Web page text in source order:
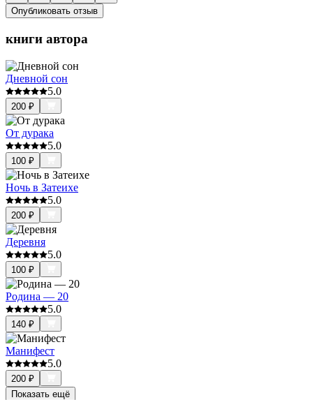
Опубликовать отзыв
книги автора
Дневной сон
5.0
200 ₽
От дурака
5.0
100 ₽
Ночь в Затеихе
5.0
200 ₽
Деревня
5.0
100 ₽
Родина — 20
5.0
140 ₽
Манифест
5.0
200 ₽
Показать ещё